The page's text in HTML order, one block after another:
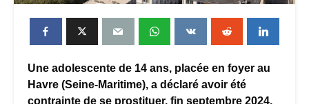
Une adolescente de 14 ans, placée en foyer au
Havre (Seine-Maritime), a déclaré avoir été
contrainte de se prostituer, fin septembre 2024.